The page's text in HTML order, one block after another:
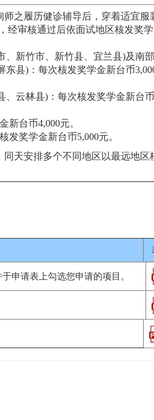
之履历健诊辅导后，穿着适宜服
经审核通过后依面试地区核发奖学
、新竹市、新竹县、宜兰县)及南部
县)：每次核发奖学金新台币
、云林县)：每次核发奖学金新台币
新台币4,000元。
发奖学金新台币5,000元。
天安排多个不同地区以最远地区
申请表上勾选您申请的项目。